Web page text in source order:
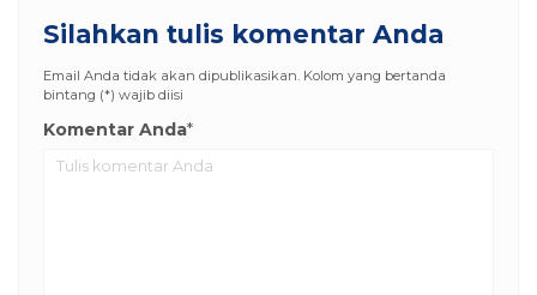
Silahkan tulis komentar Anda
Email Anda tidak akan dipublikasikan. Kolom yang bertanda
bintang (*) wajib diisi
Komentar Anda*